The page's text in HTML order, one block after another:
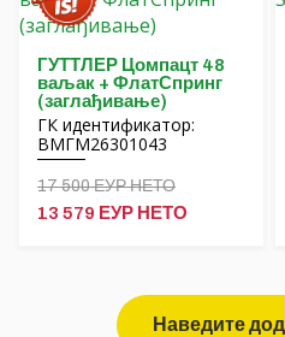
ГУТТЛЕР Цомпацт 48
ваљак + ФлатСпринг
(заглађивање)
ГК идентификатор:
ВМГМ26301043
17 500 ЕУР НЕТО
13 579 ЕУР НЕТО
Наведите